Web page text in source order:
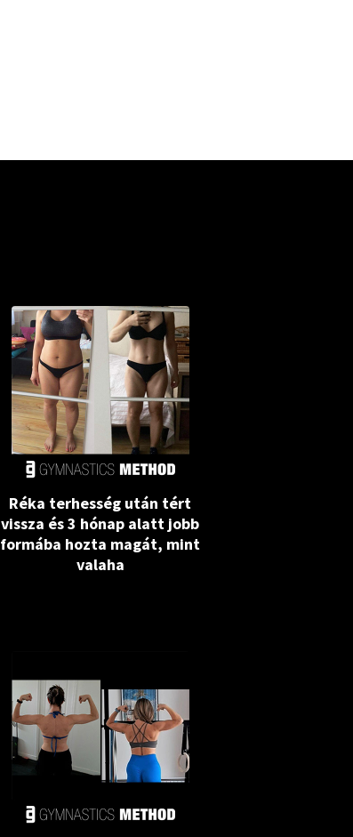
Réka terhesség után tért
vissza és 3 hónap alatt jobb
formába hozta magát, mint
valaha